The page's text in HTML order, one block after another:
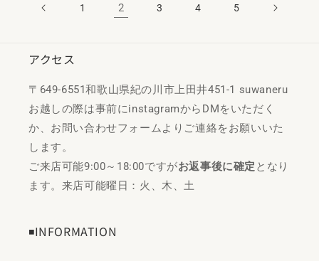
1 2 3 4 5
アクセス
〒649-6551和歌山県紀の川市上田井451-1 suwaneru
お越しの際は事前にinstagramからDMをいただく
か、お問い合わせフォームよりご連絡をお願いいた
します。
ご来店可能9:00～18:00ですがお返事後に確定 となり
ます。来店可能曜日：火、木、土
◾️INFORMATION